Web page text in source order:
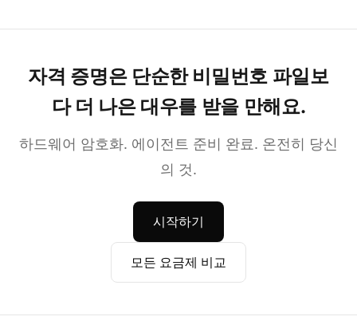
자격 증명은 단순한 비밀번호 파일보
다 더 나은 대우를 받을 만해요.
하드웨어 암호화. 에이전트 준비 완료. 온전히 당신
의 것.
시작하기
모든 요금제 비교